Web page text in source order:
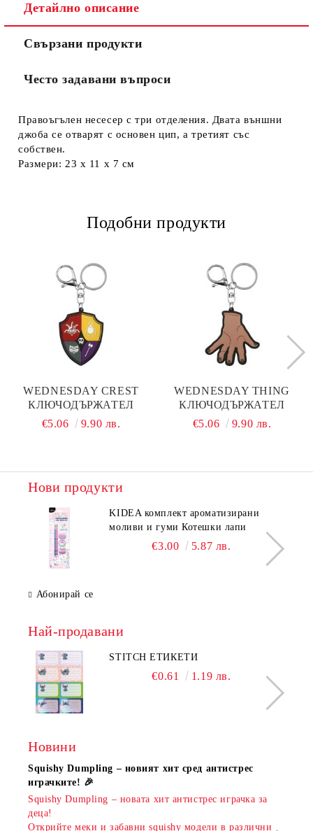
Детайлно описание
Свързани продукти
Често задавани въпроси
Правоъгълен несесер с три отделения. Двата външни
джоба се отварят с основен цип, а третият със
собствен.
Размери: 23 х 11 х 7 см
Подобни продукти
WEDNESDAY CREST
КЛЮЧОДЪРЖАТЕЛ
€5.06
9.90 лв.
WEDNESDAY THING
КЛЮЧОДЪРЖАТЕЛ
€5.06
9.90 лв.
Нови продукти
KIDEA комплект ароматизирани
моливи и гуми Котешки лапи
€3.00 5.87 лв.
Абонирай се
Най-продавани
STITCH ЕТИКЕТИ
€0.61 1.19 лв.
Новини
Squishy Dumpling – новият хит сред антистрес
играчките! 🎉
Squishy Dumpling – новата хит антистрес играчка за
деца!
Открийте меки и забавни squishy модели в различни